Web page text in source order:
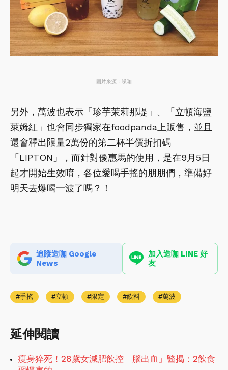
圖片來源：噪咖
另外，萬波也表示「珍芋茉莉那堤」、「立頓海鹽
萊姆紅」也會同步獨家在foodpanda上販售，並且
還會釋出限量2萬份的第二杯半價折扣碼
「LIPTON」，而針對優惠馬的使用，是在9月5日
起才開始生效唷，各位愛喝手搖的朋朋們，準備好
明天去爆喝一波了嗎？！
追蹤造咖 Google
News
加入造咖 LINE 好
友
手搖 立頓 限定 飲料 萬波
延伸閱讀
瘦身猝死！28歲女減肥飲控「腦出血」醫揭：2飲食